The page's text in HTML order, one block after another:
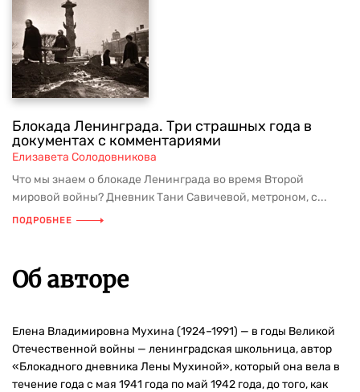
Блокада Ленинграда. Три страшных года в
документах с комментариями
Елизавета Солодовникова
Что мы знаем о блокаде Ленинграда во время Второй
мировой войны? Дневник Тани Савичевой, метроном, с...
ПОДРОБНЕЕ
Об авторе
Елена Владимировна Мухина (1924–1991) — в годы Великой
Отечественной войны — ленинградская школьница, автор
«Блокадного дневника Лены Мухиной», который она вела в
течение года с мая 1941 года по май 1942 года, до того, как